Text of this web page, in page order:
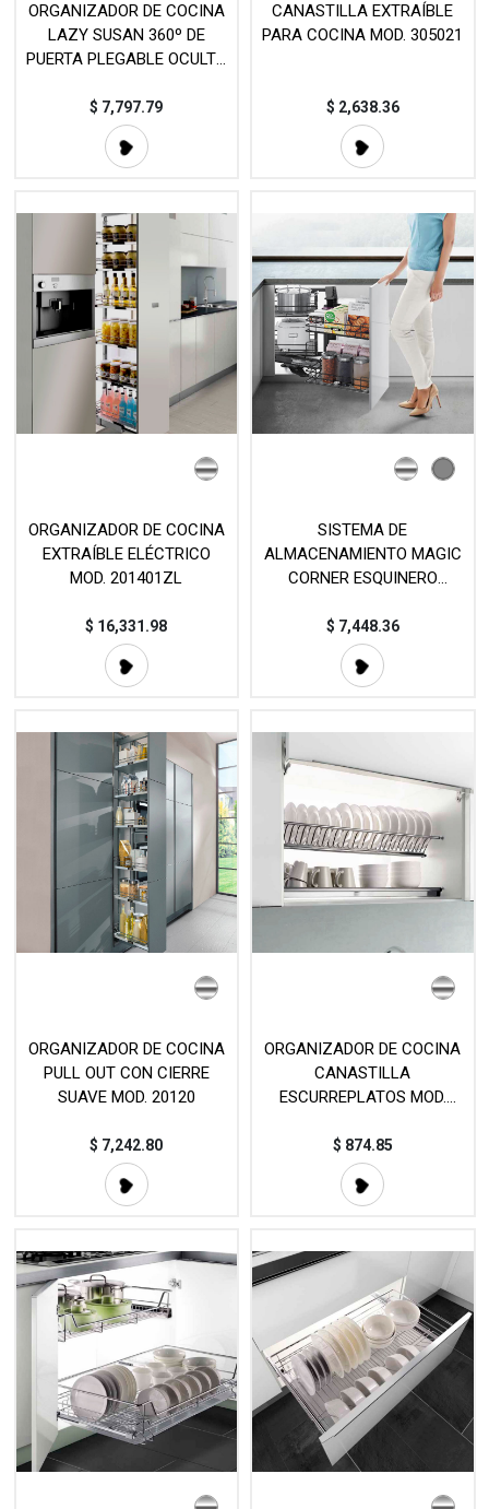
ORGANIZADOR DE COCINA
LAZY SUSAN 360º DE
PUERTA PLEGABLE OCULTA
$ 7,797.79
CANASTILLA EXTRAÍBLE
PARA COCINA MOD. 305021
$ 2,638.36
ORGANIZADOR DE COCINA
EXTRAÍBLE ELÉCTRICO
MOD. 201401ZL
$ 16,331.98
SISTEMA DE
ALMACENAMIENTO MAGIC
CORNER ESQUINERO
$ 7,448.36
ORGANIZADOR DE COCINA
PULL OUT CON CIERRE
SUAVE MOD. 20120
$ 7,242.80
ORGANIZADOR DE COCINA
CANASTILLA
ESCURREPLATOS MOD.
$ 874.85